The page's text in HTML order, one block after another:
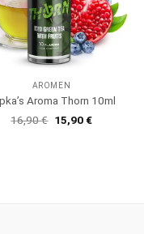
AROMEN
Aroma Thorn 10ml
16,90€ Ursprünglicher
Preis
15,90€Aktueller